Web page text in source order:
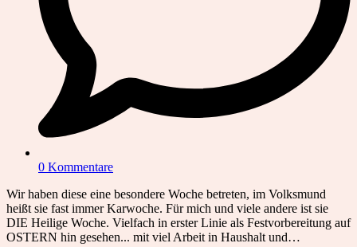
0 Kommentare
Wir haben diese eine besondere Woche betreten, im Volksmund
heißt sie fast immer Karwoche. Für mich und viele andere ist sie
DIE Heilige Woche. Vielfach in erster Linie als Festvorbereitung auf
OSTERN hin gesehen... mit viel Arbeit in Haushalt und…